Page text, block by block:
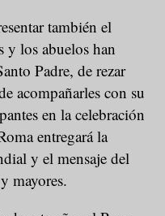
también el
y los abuelos han
Padre, de rezar
acompañarles con su
en la celebración
entregará la
y el mensaje del
mayores.